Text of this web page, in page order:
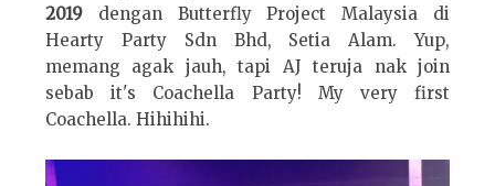
2019 dengan Butterfly Project Malaysia di
Hearty Party Sdn Bhd, Setia Alam. Yup,
memang agak jauh, tapi AJ teruja nak join
sebab it's Coachella Party! My very first
Coachella. Hihihihi.